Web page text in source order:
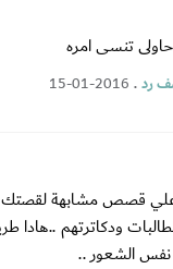
تنسى امره
رد.
15-01-2016
قصص مشابهة لقصتك
ودكاترتهم
نفس الشعور ..